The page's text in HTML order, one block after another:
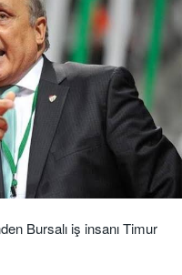
Bursalı iş insanı Timur